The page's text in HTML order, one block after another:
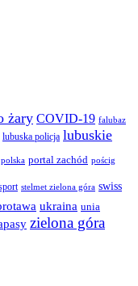
żary COVID-19 falubaz
lubuska policja lubuskie
polska portal zachód pościg
stelmet zielona góra swiss
ukraina unia
zielona góra